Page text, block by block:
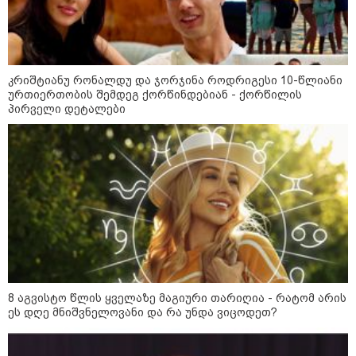
11:17 / 08-08-2026
არშემდგარი ქორწინება 15 წლით უფროს
ქართველთან - ალინა კაბაევას
საიდუმლო ცხოვრება: როგორ
გამოიყურებოდა ის პლასტიკურ
ოპერაციებამდე
კრიშტიანუ რონალდუ და ჯორჯინა როდრიგესი 10-წლიანი
ურთიერთობის შემდეგ ქორწინდებიან - ქორწილის
პირველი დეტალები
8 აგვისტო წლის ყველაზე მაგიური თარიღია - რატომ არის
ეს დღე მნიშვნელოვანი და რა უნდა ვიცოდეთ?